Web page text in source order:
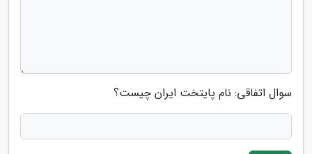
سوال اتفاقی: نام پایتخت ایران چیست؟